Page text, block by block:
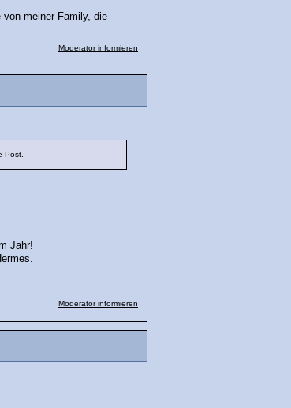
meiner Family, die
Moderator informieren
Post.
Jahr!
Moderator informieren